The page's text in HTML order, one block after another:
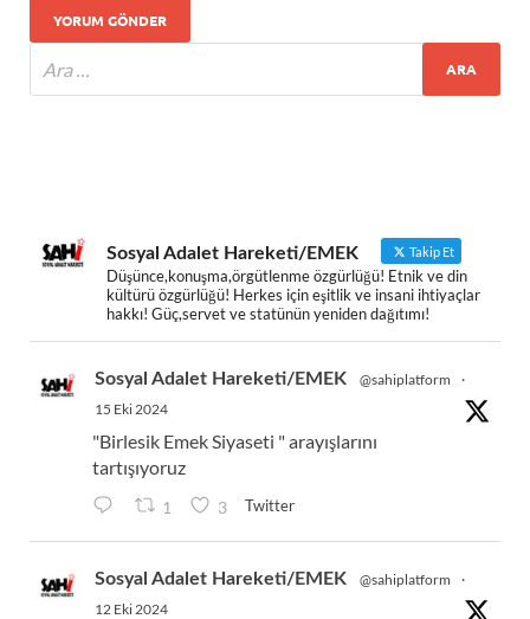
Sosyal Adalet Hareketi/EMEK Takip Et
Düşünce,konuşma,örgütlenme özgürlüğü! Etnik ve din
kültürü özgürlüğü! Herkes için eşitlik ve insani ihtiyaçlar
hakkı! Güç,servet ve statünün yeniden dağıtımı!
Sosyal Adalet Hareketi/EMEK @sahiplatform
·
15 Eki 2024
"Birlesik Emek Siyaseti " arayışlarını
tartışıyoruz
1 3 Twitter
Sosyal Adalet Hareketi/EMEK @sahiplatform
·
12 Eki 2024